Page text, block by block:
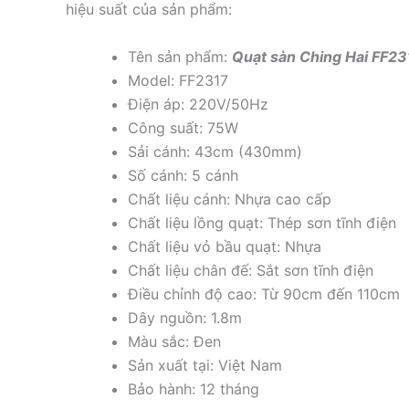
hiệu suất của sản phẩm:
Tên sản phẩm: Quạt sàn Ching Hai
Model: FF2317
Điện áp: 220V/50Hz
Công suất: 75W
Sải cánh: 43cm (430mm)
Số cánh: 5 cánh
Chất liệu cánh: Nhựa cao cấp
Chất liệu lồng quạt: Thép sơn tĩnh điện
Chất liệu vỏ bầu quạt: Nhựa
Chất liệu chân đế: Sắt sơn tĩnh điện
Điều chỉnh độ cao: Từ 90cm đến 110cm
Dây nguồn: 1.8m
Màu sắc: Đen
Sản xuất tại: Việt Nam
Bảo hành: 12 tháng